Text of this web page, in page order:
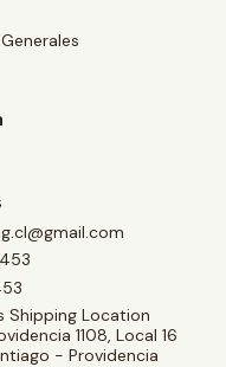
Shipping Location
1108, Local 16
- Providencia